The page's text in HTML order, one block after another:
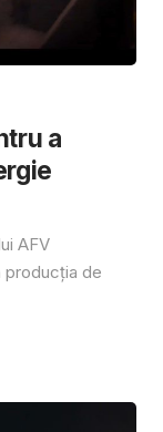
a
AFV
producția de